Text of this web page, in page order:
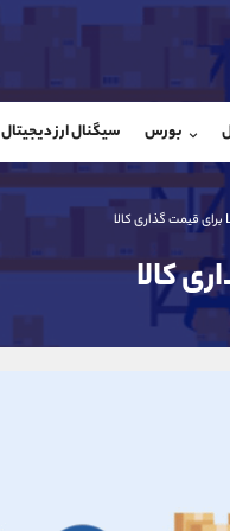
بورس سیگنال ارز دیجیتال
شروع گفتگو
@Armteam_admin_104